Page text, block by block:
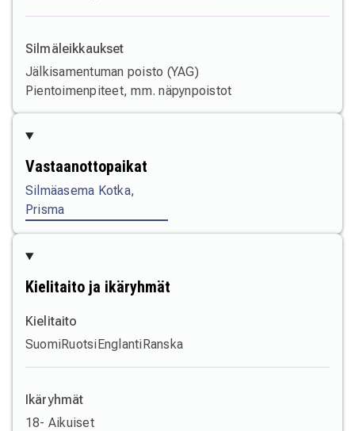
Silmäleikkaukset
Jälkisamentuman poisto (YAG)
Pientoimenpiteet, mm. näpynpoistot
Vastaanottopaikat
Silmäasema Kotka,
Prisma
Kielitaito ja ikäryhmät
Kielitaito
SuomiRuotsiEnglantiRanska
Ikäryhmät
18- Aikuiset